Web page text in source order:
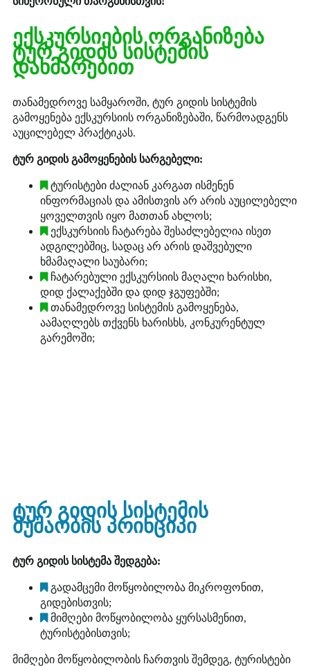
ექსკურსიების ორგანიზება
ტურ გიდის სისტემის
დახმარებით
თანამედროვე სამყაროში, ტურ გიდის სისტემის
გამოყენება ექსკურსიის ორგანიზებაში, წარმოადგენს
აუცილებელ პრაქტიკას.
ტურ გიდის გამოყენების სარგებელი:
ტურისტები ძალიან კარგათ ისმენენ
ინფორმაციას და ამისთვის არ არის აუცილებელი
ყოველთვის იყო მათთან ახლოს;
ექსკურსიის ჩატარება შესაძლებელია ისეთ
ადგილებშიც, სადაც არ არის დაშვებული
ხმამაღალი საუბარი;
ჩატარებული ექსკურსიის მაღალი ხარისხი,
დიდ ქალაქებში და დიდ ჯგუფებში;
თანამედროვე სისტემის გამოყენება,
აამაღლებს თქვენს ხარისხს, კონკურენტულ
გარემოში;
ტურ გიდის სისტემის
მუშაობის პრინციპი
ტურ გიდის სისტემა შედგება:
გადამცემი მოწყობილობა მიკროფონით,
გიდებისთვის;
მიმღები მოწყობილობა ყურსასმენით,
ტურისტებისთვის;
მიმღები მოწყობილობის ჩართვის შემდეგ, ტურისტები